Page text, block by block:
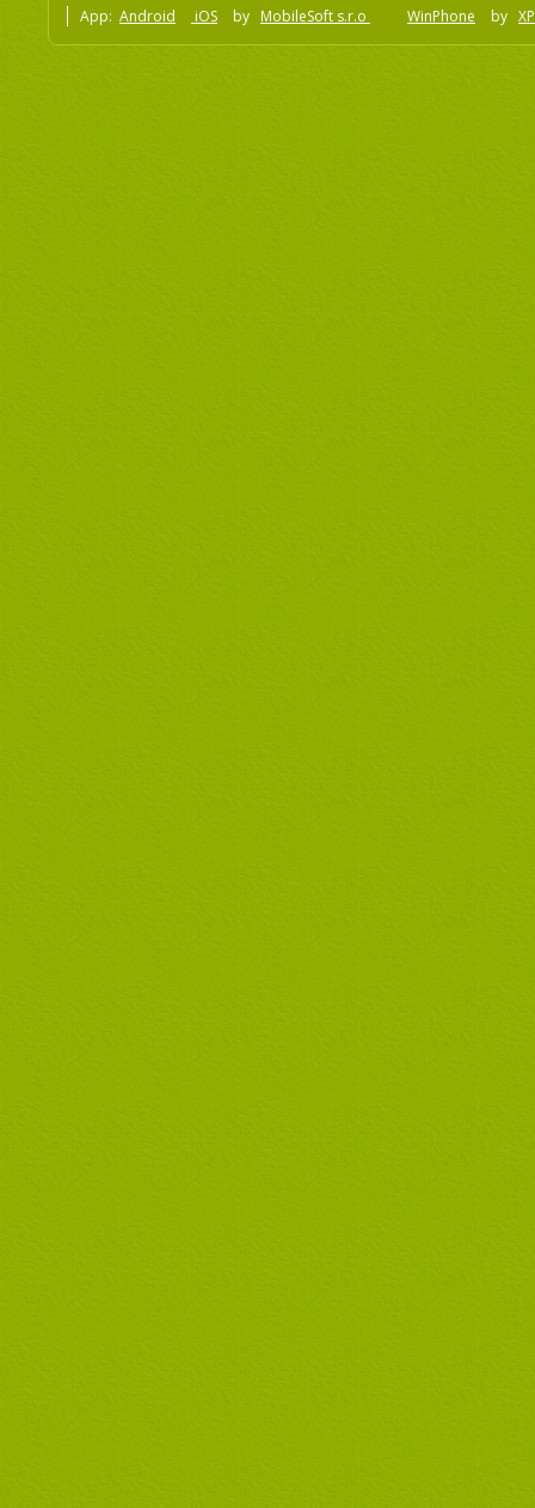
App: Android iOS by MobileSoft s.r.o WinPhone by